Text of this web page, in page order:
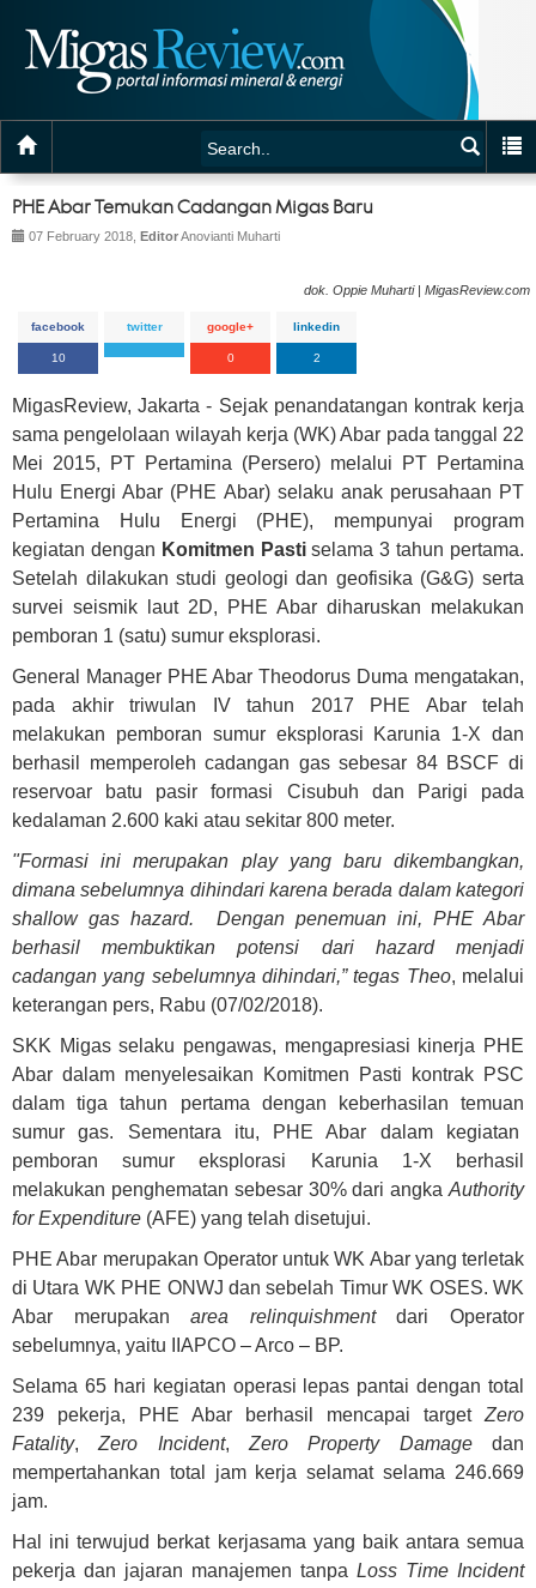
PHE Abar Temukan Cadangan Migas Baru
07 February 2018, EditorAnovianti Muharti
dok. Oppie Muharti | MigasReview.com
facebook
10
twitter google+
0
linkedin
2
MigasReview, Jakarta - Sejak penandatangan kontrak kerja
sama pengelolaan wilayah kerja (WK) Abar pada tanggal 22
Mei 2015, PT Pertamina (Persero) melalui PT Pertamina
Hulu Energi Abar (PHE Abar) selaku anak perusahaan PT
Pertamina Hulu Energi (PHE), mempunyai program
kegiatan dengan Komitmen Pastiselama 3 tahun pertama.
Setelah dilakukan studi geologi dan geofisika (G&G) serta
survei seismik laut 2D, PHE Abar diharuskan melakukan
pemboran 1 (satu) sumur eksplorasi.
General Manager PHE Abar Theodorus Duma mengatakan,
pada akhir triwulan IV tahun 2017 PHE Abar telah
melakukan pemboran sumur eksplorasi Karunia 1-X dan
berhasil memperoleh cadangan gas sebesar 84 BSCF di
reservoar batu pasir formasi Cisubuh dan Parigi pada
kedalaman 2.600 kaki atau sekitar 800 meter.
"Formasi ini merupakan play yang baru dikembangkan,
dimana sebelumnya dihindari karena berada dalam kategori
shallow gas hazard. Dengan penemuan ini, PHE Abar
berhasil membuktikan potensi dari hazard menjadi
cadangan yang sebelumnya dihindari,” tegas Theo, melalui
keterangan pers, Rabu (07/02/2018).
SKK Migas selaku pengawas, mengapresiasi kinerja PHE
Abar dalam menyelesaikan Komitmen Pasti kontrak PSC
dalam tiga tahun pertama dengan keberhasilan temuan
sumur gas. Sementara itu, PHE Abar dalam kegiatan
pemboran sumur eksplorasi Karunia 1-X berhasil
melakukan penghematan sebesar 30% dari angka Authority
for Expenditure (AFE) yang telah disetujui.
PHE Abar merupakan Operator untuk WK Abar yang terletak
di Utara WK PHE ONWJ dan sebelah Timur WK OSES. WK
Abar merupakanarea relinquishmentdari Operator
sebelumnya, yaitu IIAPCO – Arco – BP.
Selama 65 hari kegiatan operasi lepas pantai dengan total
239 pekerja, PHE Abar berhasil mencapai target Zero
Fatality,Zero Incident,Zero Property Damagedan
mempertahankan total jam kerja selamat selama 246.669
jam.
Hal ini terwujud berkat kerjasama yang baik antara semua
pekerja dan jajaran manajemen tanpa Loss Time Incident